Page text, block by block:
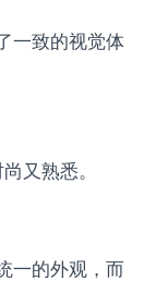
一致的视觉体
又熟悉。
一的外观，而